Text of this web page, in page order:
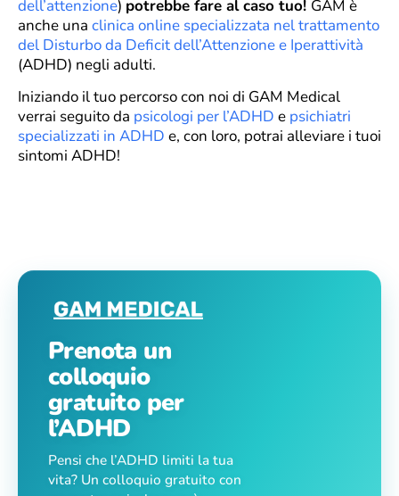
dell’attenzione) potrebbe fare al caso tuo! GAM è
anche una clinica online specializzata nel trattamento
del Disturbo da Deficit dell’Attenzione e Iperattività
(ADHD) negli adulti.
Iniziando il tuo percorso con noi di GAM Medical
verrai seguito da psicologi per l’ADHD e psichiatri
specializzati in ADHD e, con loro, potrai alleviare i tuoi
sintomi ADHD!
Prenota un
colloquio
gratuito per
l’ADHD
Pensi che l’ADHD limiti la tua
vita? Un colloquio gratuito con